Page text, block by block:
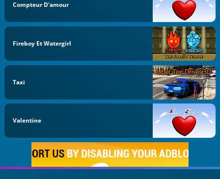
Compteur D'amour
Fireboy Et Watergirl
Taxi
Valentine